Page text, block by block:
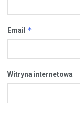
Email *
Witryna internetowa